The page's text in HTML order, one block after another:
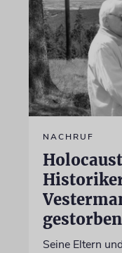
NACHRUF
gestorben
Seine Eltern